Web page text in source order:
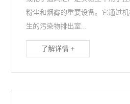
粉尘和烟雾的重要设备。它通过
生的污染物排出室...
了解详情 +